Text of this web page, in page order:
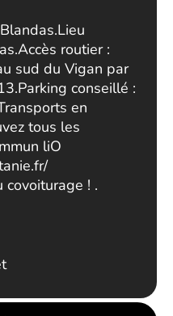
routier :
sud du Vigan par
conseillé :
en
tous les
liO
covoiturage ! .